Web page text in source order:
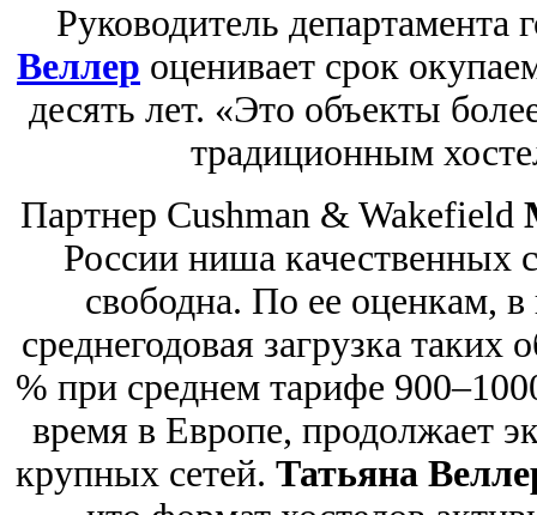
Руководитель департамента
Веллер оценивает срок
десять лет. «Это объекты
традиционным
Партнер Cushman & Wakefield
России ниша качественных
свободна. По ее оценкам, в
среднегодовая загрузка таких
% при среднем тарифе
время в Европе, продолжает
крупных сетей. Татьяна